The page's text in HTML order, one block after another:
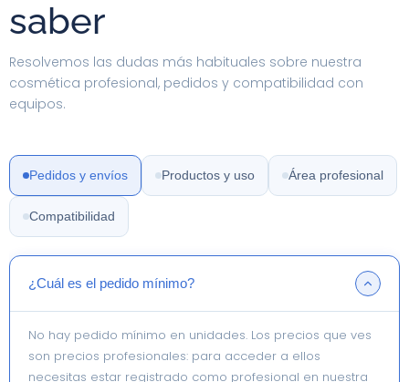
saber
Resolvemos las dudas más habituales sobre nuestra
cosmética profesional, pedidos y compatibilidad con
equipos.
Pedidos y envíos Productos y uso Área profesional
Compatibilidad
¿Cuál es el pedido mínimo?
No hay pedido mínimo en unidades. Los precios que ves
son precios profesionales: para acceder a ellos
necesitas estar registrado como profesional en nuestra